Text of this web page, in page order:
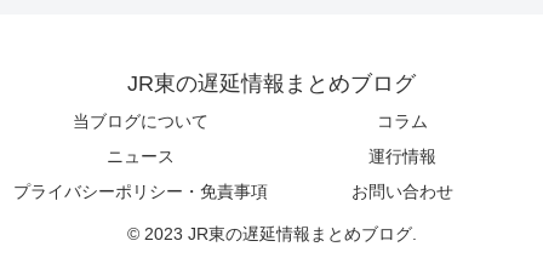
JR東の遅延情報まとめブログ
当ブログについて
コラム
ニュース
運行情報
プライバシーポリシー・免責事項
お問い合わせ
© 2023 JR東の遅延情報まとめブログ.